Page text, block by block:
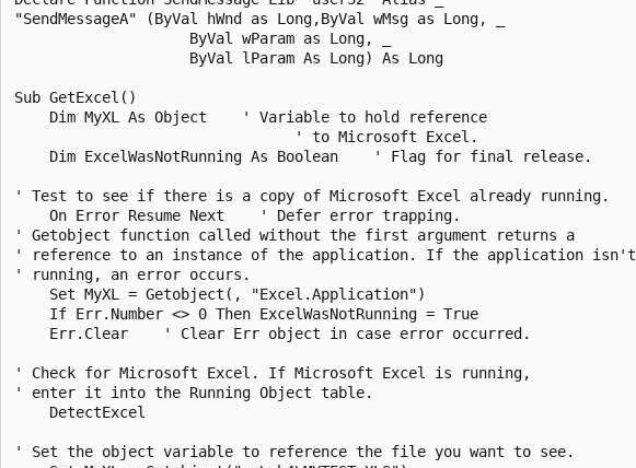
"SendMessageA" (ByVal hWnd as Long,ByVal wMsg as Long, _
                    ByVal wParam as Long, _
                    ByVal lParam As Long) As Long
Sub GetExcel()
    Dim MyXL As Object    ' Variable to hold reference
                                ' to Microsoft Excel.
    Dim ExcelWasNotRunning As Boolean    ' Flag for final release.
' Test to see if there is a copy of Microsoft Excel already running.
    On Error Resume Next    ' Defer error trapping.
' Getobject function called without the first argument returns a
' reference to an instance of the application. If the application isn't
' running, an error occurs.
    Set MyXL = Getobject(, "Excel.Application")
    If Err.Number <> 0 Then ExcelWasNotRunning = True
    Err.Clear    ' Clear Err object in case error occurred.
' Check for Microsoft Excel. If Microsoft Excel is running,
' enter it into the Running Object table.
    DetectExcel
' Set the object variable to reference the file you want to see.